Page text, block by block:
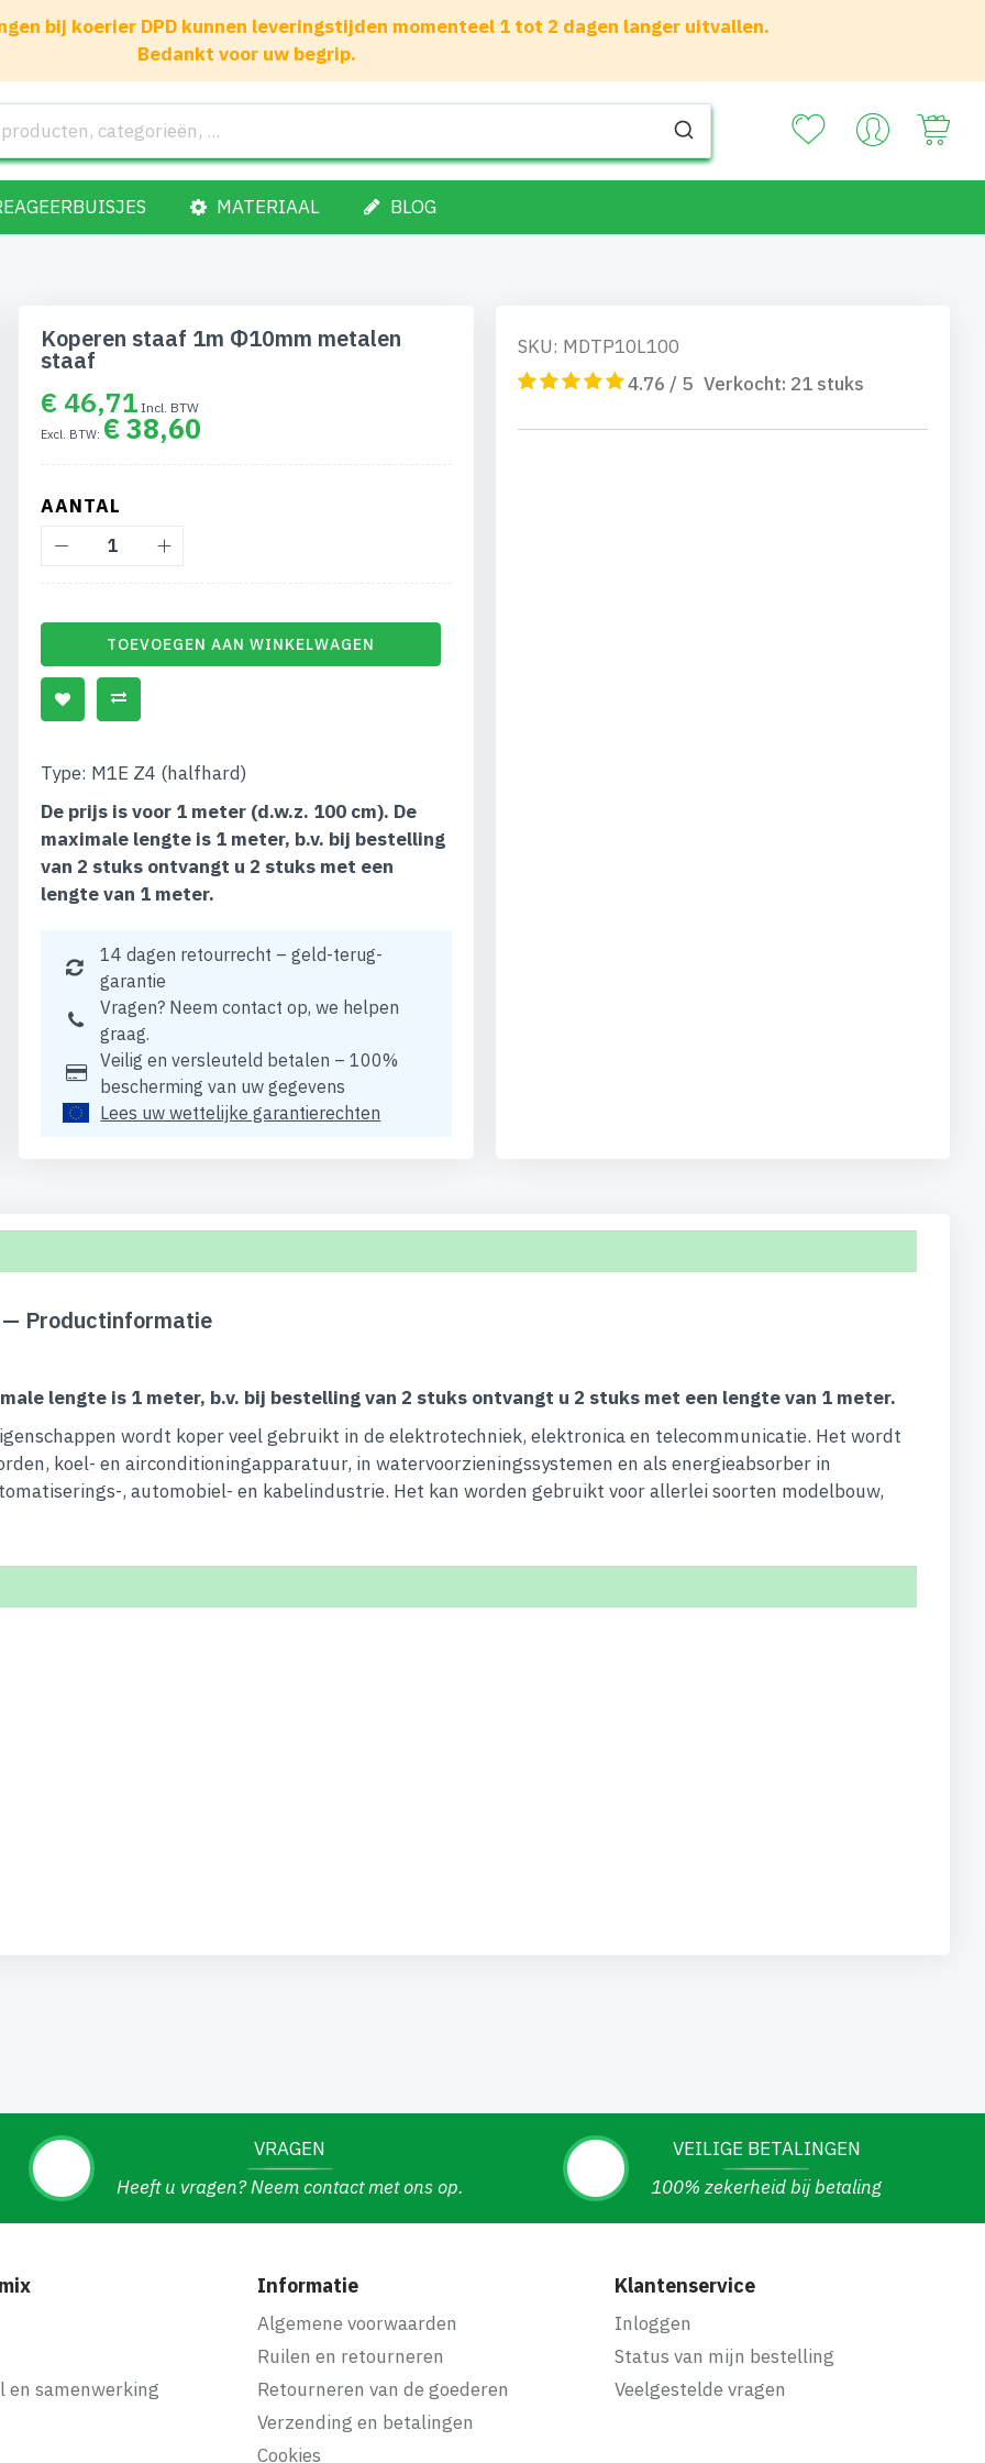
bij koerier DPD kunnen leveringstijden momenteel 1 tot 2 dagen langer uitvallen.
Bedankt voor uw begrip.
MATERIAAL BLOG
Koperen staaf 1m Φ10mm metalen
staaf
€ 46,71
€ 38,60
AANTAL
TOEVOEGEN AAN WINKELWAGEN
Type: M1E Z4 (halfhard)
De prijs is voor 1 meter (d.w.z. 100 cm). De
maximale lengte is 1 meter, b.v. bij bestelling
van 2 stuks ontvangt u 2 stuks met een
lengte van 1 meter.
14 dagen retourrecht – geld-terug-
garantie
Vragen? Neem contact op, we helpen
graag.
Veilig en versleuteld betalen – 100%
bescherming van uw gegevens
Lees uw wettelijke garantierechten
SKU: MDTP10L100
4.76 / 5 Verkocht: 21stuks
Productinformatie
lengte is 1 meter, b.v. bij bestelling van 2 stuks ontvangt u 2 stuks met een lengte van 1 meter.
wordt koper veel gebruikt in de elektrotechniek, elektronica en telecommunicatie. Het wordt
koel- en airconditioningapparatuur, in watervoorzieningssystemen en als energieabsorber in
, automobiel- en kabelindustrie. Het kan worden gebruikt voor allerlei soorten modelbouw,
VRAGEN
Heeft u vragen? Neem contact met ons op.
VEILIGE BETALINGEN
100% zekerheid bij betaling
en samenwerking
Informatie
Algemene voorwaarden
Ruilen en retourneren
Retourneren van de goederen
Verzending en betalingen
Cookies
Klantenservice
Inloggen
Status van mijn bestelling
Veelgestelde vragen